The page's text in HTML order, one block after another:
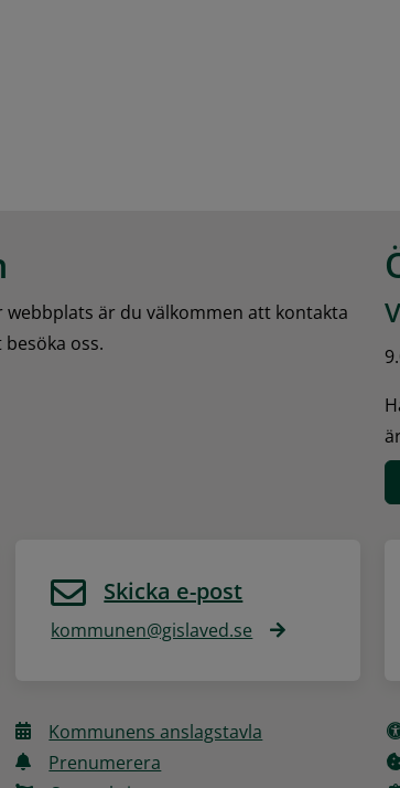
är du välkommen att kontakta
oss.
Skicka e-post
kommunen@gislaved.se
Kommunens anslagstavla
Prenumerera